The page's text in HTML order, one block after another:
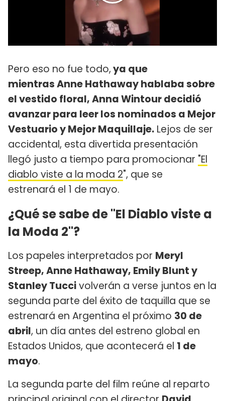
Pero eso no fue todo,ya que
mientras Anne Hathaway hablaba sobre
el vestido floral, Anna Wintour decidió
avanzar para leer los nominados a Mejor
Vestuario y Mejor Maquillaje. Lejos de ser
accidental, esta divertida presentación
llegó justo a tiempo para promocionar "El
diablo viste a la moda 2", que se
estrenará el 1 de mayo.
¿Qué se sabe de "El Diablo viste a
la Moda 2"?
Los papeles interpretados por Meryl
Streep, Anne Hathaway, Emily Blunt y
Stanley Tuccivolverán a verse juntos en la
segunda parte del éxito de taquilla que se
estrenará en Argentina el próximo 30 de
abril, un día antes del estreno global en
Estados Unidos, que acontecerá el 1 de
mayo.
La segunda parte del film reúne al reparto